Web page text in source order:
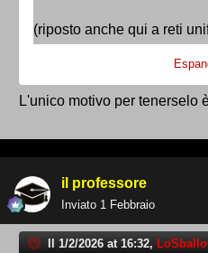
(riposto anche qui a reti
L'unico motivo per tenerselo
il professore
Inviato 1 Febbraio
Il 1/2/2026 at 16:32,